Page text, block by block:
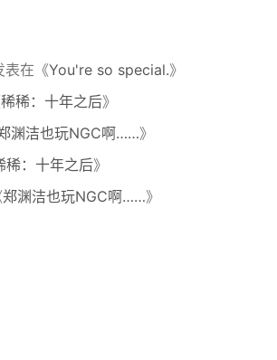
表在《You're so special.》
稀稀：十年之后》
渊洁也玩NGC啊……》
稀：十年之后》
郑渊洁也玩NGC啊……》